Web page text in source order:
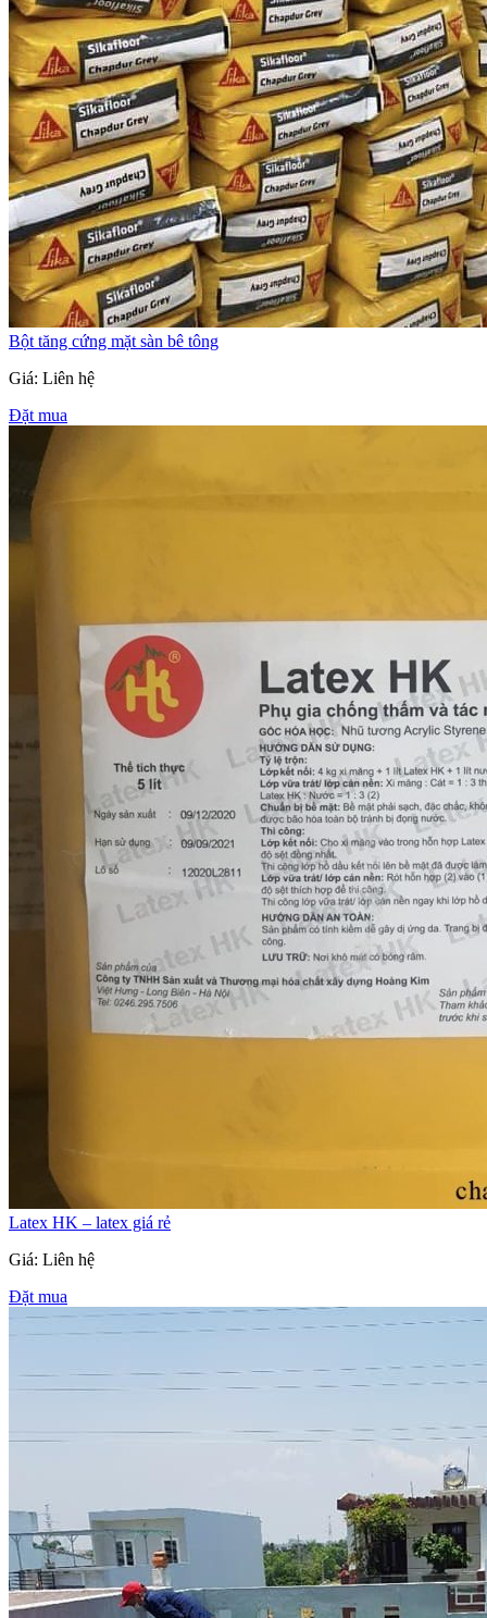
Bột tăng cứng mặt sàn bê tông
Giá: Liên hệ
Đặt mua
Latex HK – latex giá rẻ
Giá: Liên hệ
Đặt mua